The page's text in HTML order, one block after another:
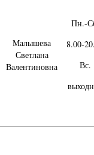
Малышева
Светлана
Валентиновна
Пн.-
8.00-
Вс.